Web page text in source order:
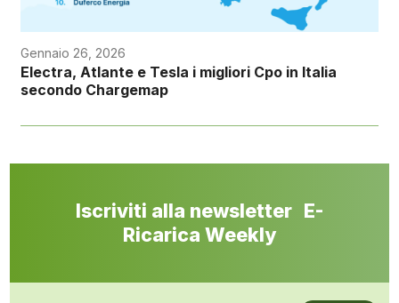
Gennaio 26, 2026
Electra, Atlante e Tesla i migliori Cpo in Italia
secondo Chargemap
Iscriviti alla newsletter E-
Ricarica Weekly